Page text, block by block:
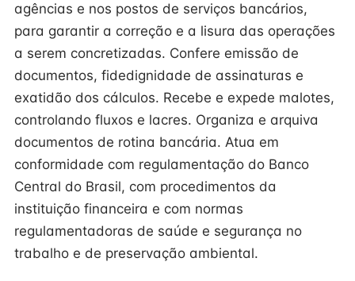
agências e nos postos de serviços bancários,
para garantir a correção e a lisura das operações
a serem concretizadas. Confere emissão de
documentos, fidedignidade de assinaturas e
exatidão dos cálculos. Recebe e expede malotes,
controlando fluxos e lacres. Organiza e arquiva
documentos de rotina bancária. Atua em
conformidade com regulamentação do Banco
Central do Brasil, com procedimentos da
instituição financeira e com normas
regulamentadoras de saúde e segurança no
trabalho e de preservação ambiental.